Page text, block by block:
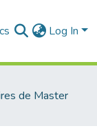
Log In
de Master